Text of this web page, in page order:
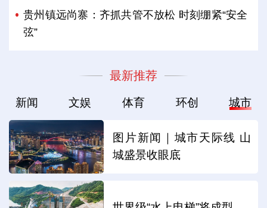
贵州镇远尚寨：齐抓共管不放松 时刻绷紧“安全
弦”
最新推荐
新闻 文娱 体育 环创 城市
图片新闻｜城市天际线 山
城盛景收眼底